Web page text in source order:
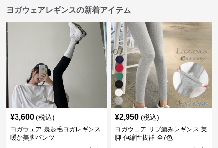
ヨガウェアレギンスの新着アイテム
¥3,600 (税込)
ヨガウェア 裏起毛ヨガレギンス
暖か美脚パンツ
¥2,950 (税込)
ヨガウェア リブ編みレギンス 美
脚 伸縮性抜群 全7色